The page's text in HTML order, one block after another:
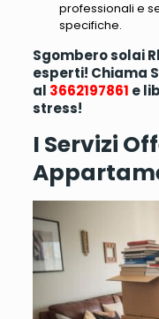
professionali e
specifiche.
Sgombero solai
esperti! Chiama
al 3662197861 e
stress!
I Servizi